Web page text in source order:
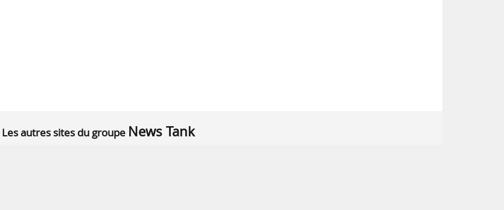
Les autres sites du groupe News Tank